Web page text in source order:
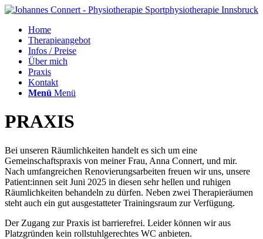
Home
Therapieangebot
Infos / Preise
Über mich
Praxis
Kontakt
Menü Menü
PRAXIS
Bei unseren Räumlichkeiten handelt es sich um eine
Gemeinschaftspraxis von meiner Frau, Anna Connert, und mir.
Nach umfangreichen Renovierungsarbeiten freuen wir uns, unsere
Patient:innen seit Juni 2025 in diesen sehr hellen und ruhigen
Räumlichkeiten behandeln zu dürfen. Neben zwei Therapieräumen
steht auch ein gut ausgestatteter Trainingsraum zur Verfügung.
Der Zugang zur Praxis ist barrierefrei. Leider können wir aus
Platzgründen kein rollstuhlgerechtes WC anbieten.